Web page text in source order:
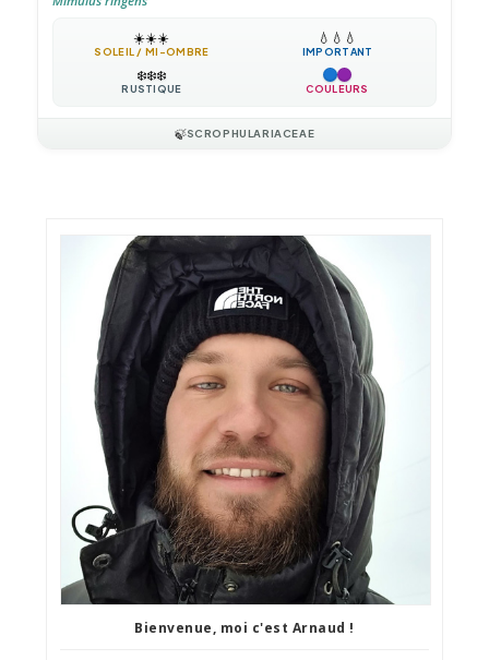
☀️☀️☀️
SOLEIL / MI-OMBRE
💧 💧 💧
IMPORTANT
❄️❄️❄️
RUSTIQUE COULEURS
🍃SCROPHULARIACEAE
Bienvenue, moi c'est Arnaud !